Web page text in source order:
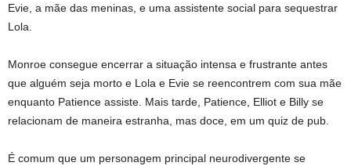
Evie, a mãe das meninas, e uma assistente social para sequestrar
Lola.
Monroe consegue encerrar a situação intensa e frustrante antes
que alguém seja morto e Lola e Evie se reencontrem com sua mãe
enquanto Patience assiste. Mais tarde, Patience, Elliot e Billy se
relacionam de maneira estranha, mas doce, em um quiz de pub.
É comum que um personagem principal neurodivergente se